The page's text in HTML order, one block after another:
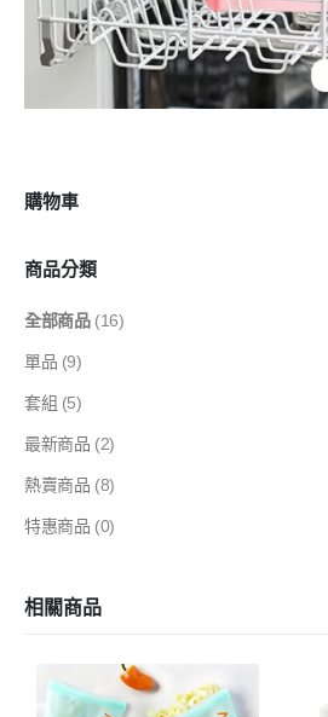
購物車
商品分類
全部商品 (16)
單品 (9)
套組 (5)
最新商品 (2)
熱賣商品 (8)
特惠商品 (0)
相關商品